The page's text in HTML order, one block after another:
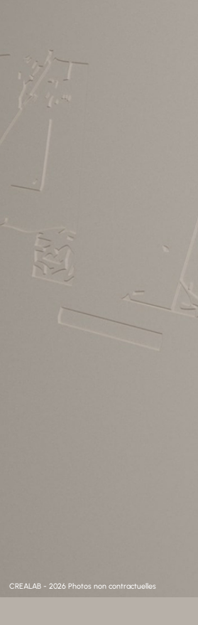
CREALAB - 2026 Photos non contractuelles